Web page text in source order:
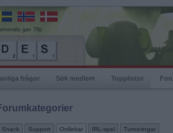
gav 78p
frågor Sök medlem Topplistor
Snack Support Ordlekar IRL-spel Turneringar